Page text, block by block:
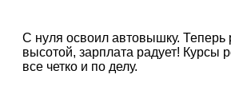
С нуля освоил автовышку. Теперь
высотой, зарплата радует! Курсы
все четко и по делу.